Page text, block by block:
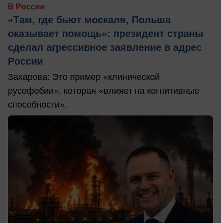
В России
«Там, где бьют москаля, Польша
оказывает помощь»: президент страны
сделал агрессивное заявление в адрес
России
Захарова: Это пример «клинической
русофобии», которая «влияет на когнитивные
способности».